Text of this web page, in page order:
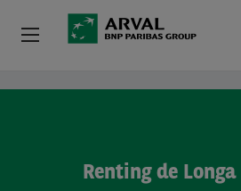
Renting de
Particulares
Médias E Grandes Empresas